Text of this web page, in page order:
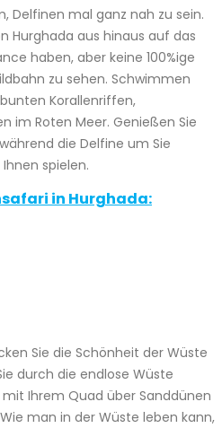
Delfinen mal ganz nah zu sein.
Hurghada aus hinaus auf das
haben, aber keine 100%ige
zu sehen. Schwimmen
Korallenriffen,
im Roten Meer. Genießen Sie
die Delfine um Sie
spielen.
in Hurghada:
Sie die Schönheit der Wüste
durch die endlose Wüste
Ihrem Quad über Sanddünen
man in der Wüste leben kann,